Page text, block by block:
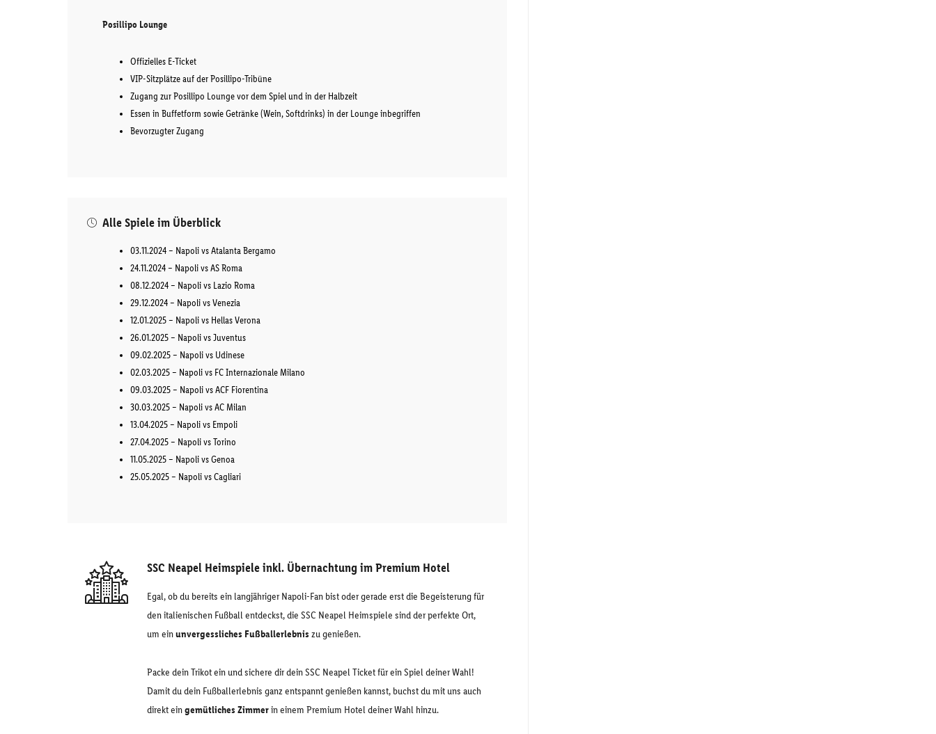
Posillipo Lounge
Offizielles E-Ticket
VIP-Sitzplätze auf der Posillipo-Tribüne
Zugang zur Posillipo Lounge vor dem Spiel und in der Halbzeit
Essen in Buffetform sowie Getränke (Wein, Softdrinks) in der Lounge inbegriffen
Bevorzugter Zugang
Alle Spiele im Überblick
03.11.2024 – Napoli vs Atalanta Bergamo
24.11.2024 – Napoli vs AS Roma
08.12.2024 – Napoli vs Lazio Roma
29.12.2024 – Napoli vs Venezia
12.01.2025 – Napoli vs Hellas Verona
26.01.2025 – Napoli vs Juventus
09.02.2025 – Napoli vs Udinese
02.03.2025 – Napoli vs FC Internazionale Milano
09.03.2025 – Napoli vs ACF Fiorentina
30.03.2025 – Napoli vs AC Milan
13.04.2025 – Napoli vs Empoli
27.04.2025 – Napoli vs Torino
11.05.2025 – Napoli vs Genoa
25.05.2025 – Napoli vs Cagliari
SSC Neapel Heimspiele inkl. Übernachtung im Premium Hotel
Egal, ob du bereits ein langjähriger Napoli-Fan bist oder gerade erst die Begeisterung für
den italienischen Fußball entdeckst, die SSC Neapel Heimspiele sind der perfekte Ort,
um einunvergessliches Fußballerlebnis zu genießen.
Packe dein Trikot ein und sichere dir dein SSC Neapel Ticket für ein Spiel deiner Wahl!
Damit du dein Fußballerlebnis ganz entspannt genießen kannst, buchst du mit uns auch
direkt eingemütliches Zimmerin einem Premium Hotel deiner Wahl hinzu.